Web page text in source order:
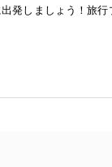
しましょう！旅